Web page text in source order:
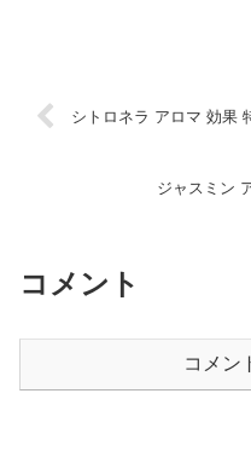
シトロネラ アロマ 効果
ジャスミン
コメント
コメン